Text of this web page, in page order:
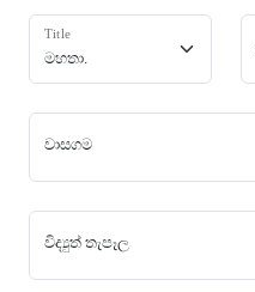
Title
වාසගම
විද්‍යුත් තැපෑල